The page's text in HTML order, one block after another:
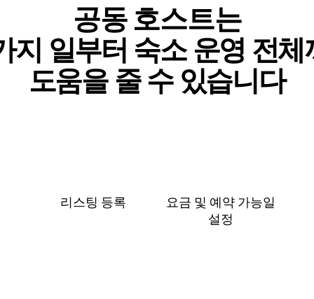
공동 호스트는
지 일⁠부⁠터 숙⁠소 운⁠영 전⁠체⁠
도⁠움⁠을 줄 수 있⁠습⁠니⁠다
리스팅 등록
요금 및 예⁠약 가⁠능⁠일
설⁠정